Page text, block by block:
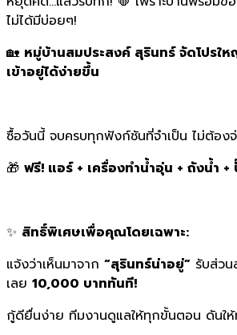
ไม่ได้มีบ่อยๆ!
🏡 หมู่บ้านสมประสงค์ สุรินทร์ จัดโปรใ
เข้าอยู่ได้ง่ายขึ้น
ซื้อวันนี้ จบครบทุกฟังก์ชันที่จำเป็น ไม่ต้อง
🎁 ฟรี! แอร์ + เครื่องทำน้ำอุ่น + ถังน้ำ +
✨ สิทธิ์พิเศษเพื่อคุณโดยเฉพาะ:
แจ้งว่าเห็นมาจาก “สุรินทร์น่าอยู่” รับส่ว
เลย 10,000 บาททันที!
กู้ดียื่นง่าย ทีมงานดูแลให้ทุกขั้นตอน ดันให้